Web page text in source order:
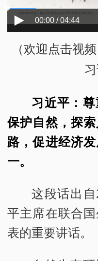
00:00 / 04:44
（欢迎点击视
习
习近平：尊
保护自然，探
路，促进经济
一。
这段话出
平主席在联合
表的重要讲话。